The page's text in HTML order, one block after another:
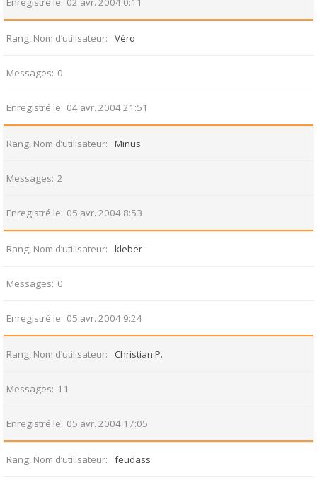
Rang, Nom d’utilisateur Véro
Messages 0
Enregistré le 04 avr. 2004 21:51
Rang, Nom d’utilisateur Minus
Messages 2
Enregistré le 05 avr. 2004 8:53
Rang, Nom d’utilisateur kleber
Messages 0
Enregistré le 05 avr. 2004 9:24
Rang, Nom d’utilisateur Christian P.
Messages 11
Enregistré le 05 avr. 2004 17:05
Rang, Nom d’utilisateur feudass